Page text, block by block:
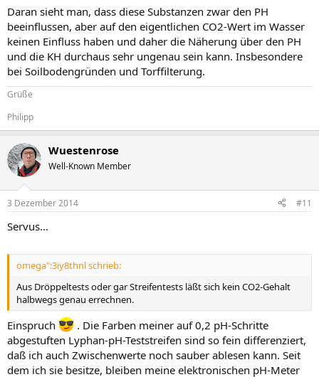
Daran sieht man, dass diese Substanzen zwar den PH
beeinflussen, aber auf den eigentlichen CO2-Wert im Wasser
keinen Einfluss haben und daher die Näherung über den PH
und die KH durchaus sehr ungenau sein kann. Insbesondere
bei Soilbodengründen und Torffilterung.
Grüße
Philipp
Wuestenrose
Well-Known Member
3 Dezember 2014 #11
Servus…
omega":3iy8thnl schrieb:
Aus Dröppeltests oder gar Streifentests läßt sich kein CO2-Gehalt
halbwegs genau errechnen.
Einspruch
. Die Farben meiner auf 0,2 pH-Schritte
abgestuften Lyphan-pH-Teststreifen sind so fein differenziert,
daß ich auch Zwischenwerte noch sauber ablesen kann. Seit
dem ich sie besitze, bleiben meine elektronischen pH-Meter